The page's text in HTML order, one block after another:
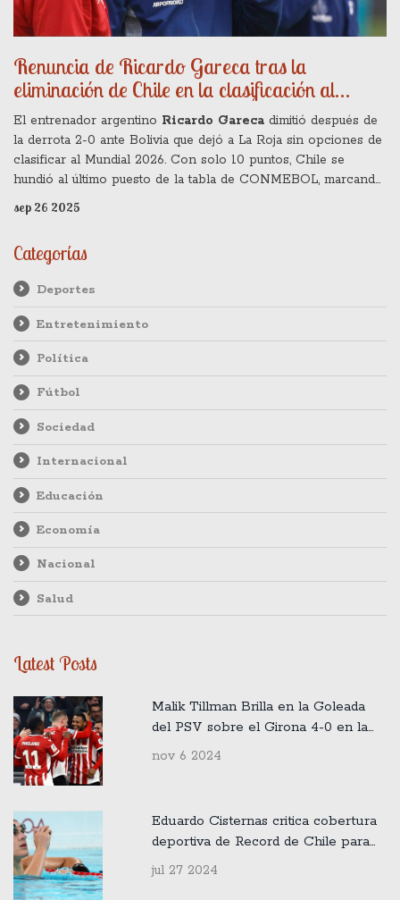
Renuncia de Ricardo Gareca tras la
eliminación de Chile en la clasificación al
Mundial 2026
El entrenador argentino Ricardo Gareca dimitió después de
la derrota 2-0 ante Bolivia que dejó a La Roja sin opciones de
clasificar al Mundial 2026. Con solo 10 puntos, Chile se
hundió al último puesto de la tabla de CONMEBOL, marcando
su tercera ausencia consecutiva. La decisión se tomó tras una
conferencia de prensa en El Alto, donde el técnico explicó la
cierra un capítulo marcado por una sola victoria en 13
partidos oficiales. El futuro de la selección pasa ahora a un
proceso de reconstrucción profunda.
sep 26 2025
Categorías
Deportes
Entretenimiento
Política
Fútbol
Sociedad
Internacional
Educación
Economía
Nacional
Salud
Latest Posts
Malik Tillman Brilla en la Goleada
del PSV sobre el Girona 4-0 en la
Champions League
nov 6 2024
Eduardo Cisternas critica cobertura
deportiva de Record de Chile para
Paris 2024
jul 27 2024